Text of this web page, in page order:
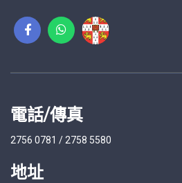
電話/傳真
2756 0781 / 2758 5580
地址